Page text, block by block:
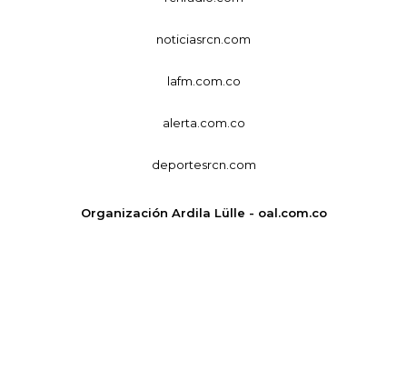
noticiasrcn.com
lafm.com.co
alerta.com.co
deportesrcn.com
Organización Ardila Lülle - oal.com.co